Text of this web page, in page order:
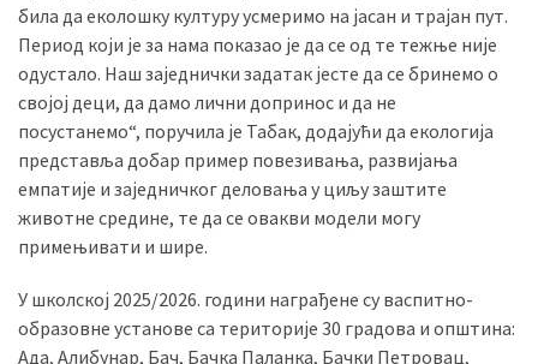
била да еколошку културу усмеримо на јасан и трајан пут.
Период који је за нама показао је да се од те тежње није
одустало. Наш заједнички задатак јесте да се бринемо о
својој деци, да дамо лични допринос и да не
посустанемо“, поручила је Табак, додајући да екологија
представља добар пример повезивања, развијања
емпатије и заједничког деловања у циљу заштите
животне средине, те да се овакви модели могу
примењивати и шире.
У школској 2025/2026. години награђене су васпитно-
образовне установе са територије 30 градова и општина:
Ада, Алибунар, Бач, Бачка Паланка, Бачки Петровац,